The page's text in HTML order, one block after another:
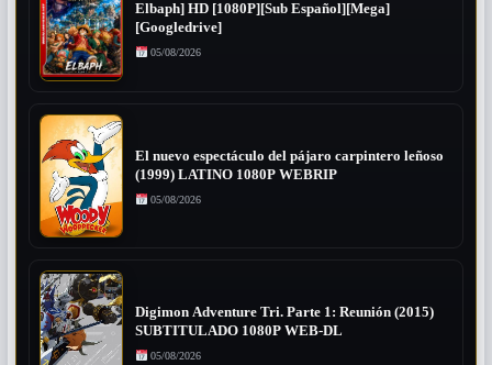
Elbaph] HD [1080P][Sub Español][Mega]
[Googledrive]
05/08/2026
El nuevo espectáculo del pájaro carpintero leñoso
(1999) LATINO 1080P WEBRIP
05/08/2026
Digimon Adventure Tri. Parte 1: Reunión (2015)
SUBTITULADO 1080P WEB-DL
05/08/2026